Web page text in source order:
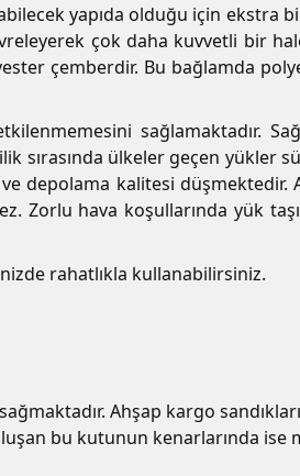
yapıda olduğu için ekstra
çok daha kuvvetli bir
çemberdir. Bu bağlamda
sağlamaktadır.
sırasında ülkeler geçen yükler
depolama kalitesi düşmektedir.
hava koşullarında yük
rahatlıkla kullanabilirsiniz.
Ahşap kargo
bu kutunun kenarlarında ise